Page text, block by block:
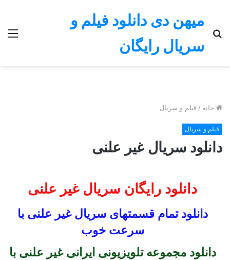
میهن دی دانلود فیلم و
سریال رایگان
جستجو
برای
خانه / فیلم و سریال
فیلم و سریال
دانلود سریال غیر علنی
دانلود رایگان سریال غیر علنی
دانلود تمام قسمتهای سریال غیر علنی با
سرعت خوب
دانلود مجموعه تلویزیونی ایرانی غیر علنی با